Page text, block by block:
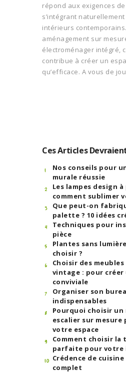
répond aux exigences
s’intégrant
intérieurs
aménagement sur
électroménager intégré,
contribue à créer un
qu’efficace. A vous de
Ces Articles
Nos conseils pour
murale réussie
Les lampes design
comment sublimer
Que peut-on
palette ? 10 idées
Techniques pour
pièce
Plantes sans
choisir ?
Choisir des
vintage : pour créer
conviviale
Organiser son
indispensables
Pourquoi choisir un
escalier sur
votre espace
Comment choisir la
parfaite pour votre
Crédence de
complet